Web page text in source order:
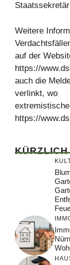
Weitere
auf der
https://
auch die
verlinkt, wo
https://
KÜRZLICH